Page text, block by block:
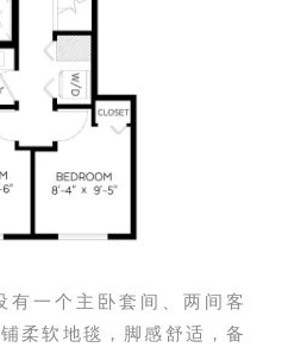
有一个主卧套间、两间客
柔软地毯，脚感舒适，备